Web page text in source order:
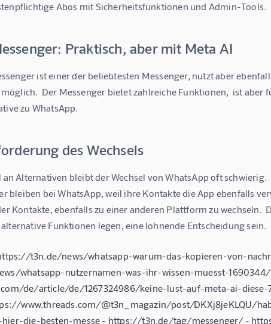
Abos mit Sicherheitsfunktionen und Admin-Tools.
Praktisch, aber mit Meta AI
ist einer der beliebtesten Messenger, nutzt aber
Der Messenger bietet zahlreiche Funktionen,  ist aber
zu WhatsApp.
des Wechsels
an Alternativen bleibt der Wechsel von WhatsApp oft
bleiben bei WhatsApp, weil ihre Kontakte die App ebenfalls
Kontakte, ebenfalls zu einer anderen Plattform zu wechseln.
Funktionen legen, eine lohnende Entscheidung sein.
t3n.de/news/whatsapp-warum-das-kopieren-von-
whatsapp-nutzernamen-was-ihr-wissen-muesst-
de/article/de/1267324986/keine-lust-auf-meta-ai-diese-
www.threads.com/@t3n_magazin/post/DKXj8jeKLQU/
hier-die-besten-messe - https://t3n.de/tag/messenger/ -